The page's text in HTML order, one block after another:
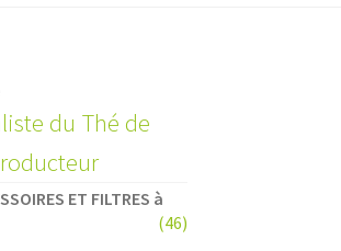
du Thé de
ET FILTRES à
(46)